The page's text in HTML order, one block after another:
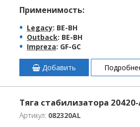
Применимость:
Legacy: BE-BH
Outback: BE-BH
Impreza: GF-GC
Добавить
Тяга стабилизатора
Артикул: 082320AL